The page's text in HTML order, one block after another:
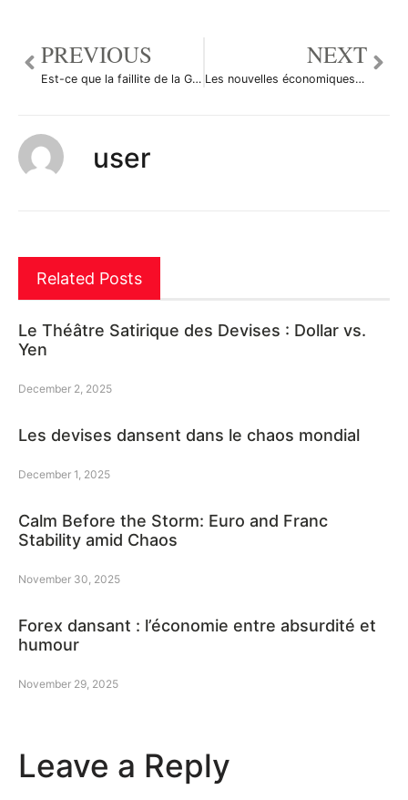
PREVIOUS
Est-ce que la faillite de la Grèce serait vraiment une catastrophe?
NEXT
Les nouvelles économiques du marché des changes du 8 août 2012
user
Related Posts
Le Théâtre Satirique des Devises : Dollar vs.
Yen
December 2, 2025
Les devises dansent dans le chaos mondial
December 1, 2025
Calm Before the Storm: Euro and Franc
Stability amid Chaos
November 30, 2025
Forex dansant : l’économie entre absurdité et
humour
November 29, 2025
Leave a Reply